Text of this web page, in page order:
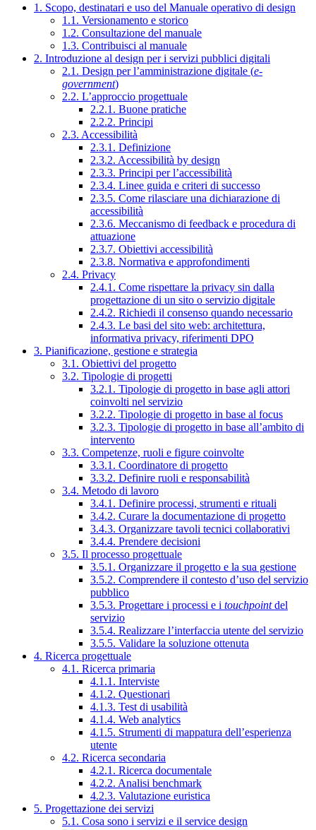
1. Scopo, destinatari e uso del Manuale operativo di design
1.1. Versionamento e storico
1.2. Consultazione del manuale
1.3. Contribuisci al manuale
2. Introduzione al design per i servizi pubblici digitali
2.1. Design per l’amministrazione digitale (e-
government)
2.2. L’approccio progettuale
2.2.1. Buone pratiche
2.2.2. Principi
2.3. Accessibilità
2.3.1. Definizione
2.3.2. Accessibilità by design
2.3.3. Principi per l’accessibilità
2.3.4. Linee guida e criteri di successo
2.3.5. Come rilasciare una dichiarazione di
accessibilità
2.3.6. Meccanismo di feedback e procedura di
attuazione
2.3.7. Obiettivi accessibilità
2.3.8. Normativa e approfondimenti
2.4. Privacy
2.4.1. Come rispettare la privacy sin dalla
progettazione di un sito o servizio digitale
2.4.2. Richiedi il consenso quando necessario
2.4.3. Le basi del sito web: architettura,
informativa privacy, riferimenti DPO
3. Pianificazione, gestione e strategia
3.1. Obiettivi del progetto
3.2. Tipologie di progetti
3.2.1. Tipologie di progetto in base agli attori
coinvolti nel servizio
3.2.2. Tipologie di progetto in base al focus
3.2.3. Tipologie di progetto in base all’ambito di
intervento
3.3. Competenze, ruoli e figure coinvolte
3.3.1. Coordinatore di progetto
3.3.2. Definire ruoli e responsabilità
3.4. Metodo di lavoro
3.4.1. Definire processi, strumenti e rituali
3.4.2. Curare la documentazione di progetto
3.4.3. Organizzare tavoli tecnici collaborativi
3.4.4. Prendere decisioni
3.5. Il processo progettuale
3.5.1. Organizzare il progetto e la sua gestione
3.5.2. Comprendere il contesto d’uso del servizio
pubblico
3.5.3. Progettare i processi e i touchpointdel
servizio
3.5.4. Realizzare l’interfaccia utente del servizio
3.5.5. Validare la soluzione ottenuta
4. Ricerca progettuale
4.1. Ricerca primaria
4.1.1. Interviste
4.1.2. Questionari
4.1.3. Test di usabilità
4.1.4. Web analytics
4.1.5. Strumenti di mappatura dell’esperienza
utente
4.2. Ricerca secondaria
4.2.1. Ricerca documentale
4.2.2. Analisi benchmark
4.2.3. Valutazione euristica
5. Progettazione dei servizi
5.1. Cosa sono i servizi e il service design